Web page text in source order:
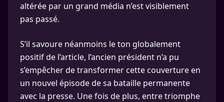
altérée par un grand média n’est visiblement
pas passé.
S’il savoure néanmoins le ton globalement
positif de l’article, l’ancien président n’a pu
s’empêcher de transformer cette couverture en
un nouvel épisode de sa bataille permanente
avec la presse. Une fois de plus, entre triomphe